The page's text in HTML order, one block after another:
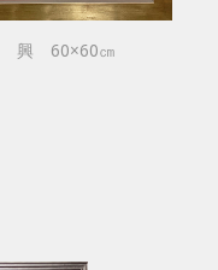
興 60×60㎝